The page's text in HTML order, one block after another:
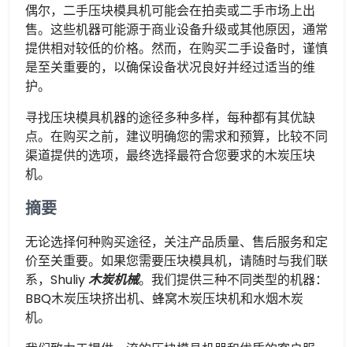
偶尔，二手压块模具机可能会在拍卖或二手市场上出
售。这些机器可能源于商业设备升级或其他原因，通常
提供相对较低的价格。然而，在购买二手设备时，谨慎
是至关重要的，以确保设备状况良好并经过适当的维
护。
寻找压块模具机器的途径多种多样，每种都有其优缺
点。在购买之前，建议明确您的需求和预算，比较不同
渠道提供的选项，最终选择最符合您要求的木炭压块
机。
摘要
无论选择何种购买途径，关注产品质量、售后服务和定
价至关重要。如果您需要压块模具机，请随时与我们联
系，Shuliy木炭机械。我们提供三种不同类型的机器：
BBQ木炭压块挤出机、蜂窝木炭压块机和水烟木炭
机。